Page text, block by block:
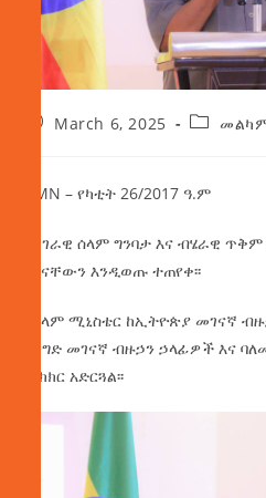
March 6, 2025
AMN – የካቲት 26/2017 ዓ.ም
ለሀገራዊ ሰላም ግንባታ እና ብሄራዊ
ሚናቸውን እንዲወጡ ተጠየቀ፡፡
የሰላምሚኒስቴር ከኢትዮጵያ መገናኛ
ከንግድ መገናኛ ብዙኃን ኃላፊዎች እና
ምክክር አድርጓል፡፡